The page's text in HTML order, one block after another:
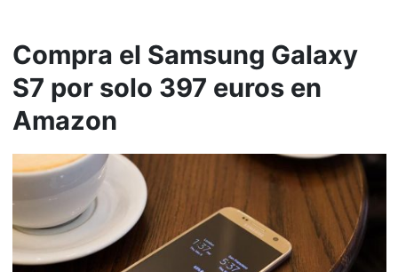
Compra el Samsung Galaxy
S7 por solo 397 euros en
Amazon